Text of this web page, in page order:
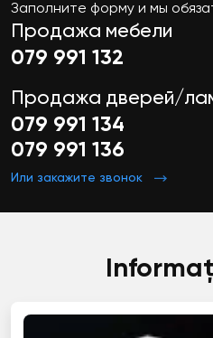
Заполните форму и мы
Продажа мебели
079 991 132
Продажа дверей/
079 991 134
079 991 136
Или закажите звонок